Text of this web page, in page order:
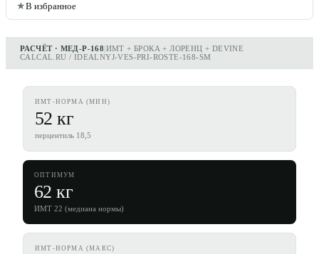
★В избранное
РАСЧЁТ · МЕД-Р-168|ИМТ + БРОКА + ЛОРЕНЦ + DEVINE
CALCAL.RU / IDEALNYJ-VES-PRI-ROSTE-168-SM
ИМТ-НОРМА (МИН)
52 кг
перцентиль 18,5
ОПТИМУМ
62 кг
ИМТ 22 (медиана нормы)
ИМТ-НОРМА (МАКС)